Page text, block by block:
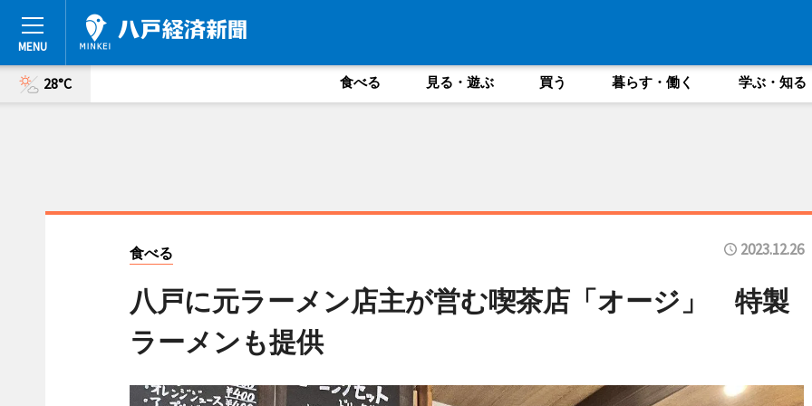
28°C 食べる 見る・遊ぶ 買う 暮らす・働く 学ぶ・知る
食べる 2023.12.26
八戸に元ラーメン店主が営む喫茶店「オージ」 特製
ラーメンも提供